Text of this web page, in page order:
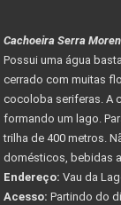
Cachoeira Serra
Possui uma água
cerrado com muitas
cocoloba seriferas. A
formando um lago.
trilha de 400 metros.
domésticos, bebidas
Endereço: Vau da
Acesso: Partindo do